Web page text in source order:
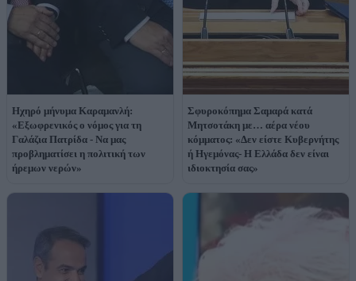
Ηχηρό μήνυμα Καραμανλή:
«Εξωφρενικός ο νόμος για τη
Γαλάζια Πατρίδα - Να μας
προβληματίσει η πολιτική των
ήρεμων νερών»
Σφυροκόπημα Σαμαρά κατά
Μητσοτάκη με… αέρα νέου
κόμματος: «Δεν είστε Κυβερνήτης
ή Ηγεμόνας- Η Ελλάδα δεν είναι
ιδιοκτησία σας»